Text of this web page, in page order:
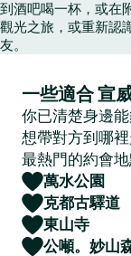
到酒吧喝一杯，或在
觀光之旅，或重新認
友。
一些適合 宣
你已清楚身邊
想帶對方到哪
最熱門的約會地
萬水公園
克都古驛道
東山寺
公噸。妙山